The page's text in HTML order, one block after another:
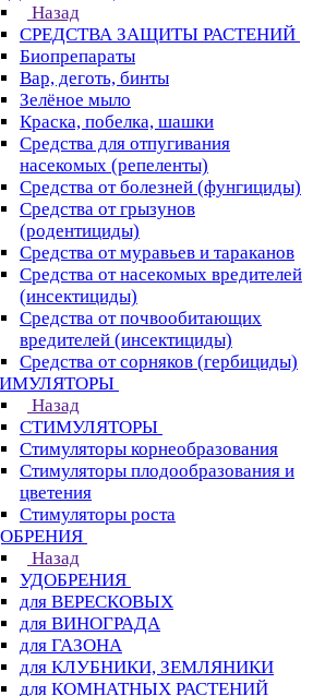
Назад
СРЕДСТВА ЗАЩИТЫ РАСТЕНИЙ
Биопрепараты
Вар, деготь, бинты
Зелёное мыло
Краска, побелка, шашки
Средства для отпугивания
насекомых (репеленты)
Средства от болезней (фунгициды)
Средства от грызунов
(родентициды)
Средства от муравьев и тараканов
Средства от насекомых вредителей
(инсектициды)
Средства от почвообитающих
вредителей (инсектициды)
Средства от сорняков (гербициды)
Назад
СТИМУЛЯТОРЫ
Стимуляторы корнеобразования
Стимуляторы плодообразования и
цветения
Стимуляторы роста
Назад
УДОБРЕНИЯ
для ВЕРЕСКОВЫХ
для ВИНОГРАДА
для ГАЗОНА
для КЛУБНИКИ, ЗЕМЛЯНИКИ
для КОМНАТНЫХ РАСТЕНИЙ